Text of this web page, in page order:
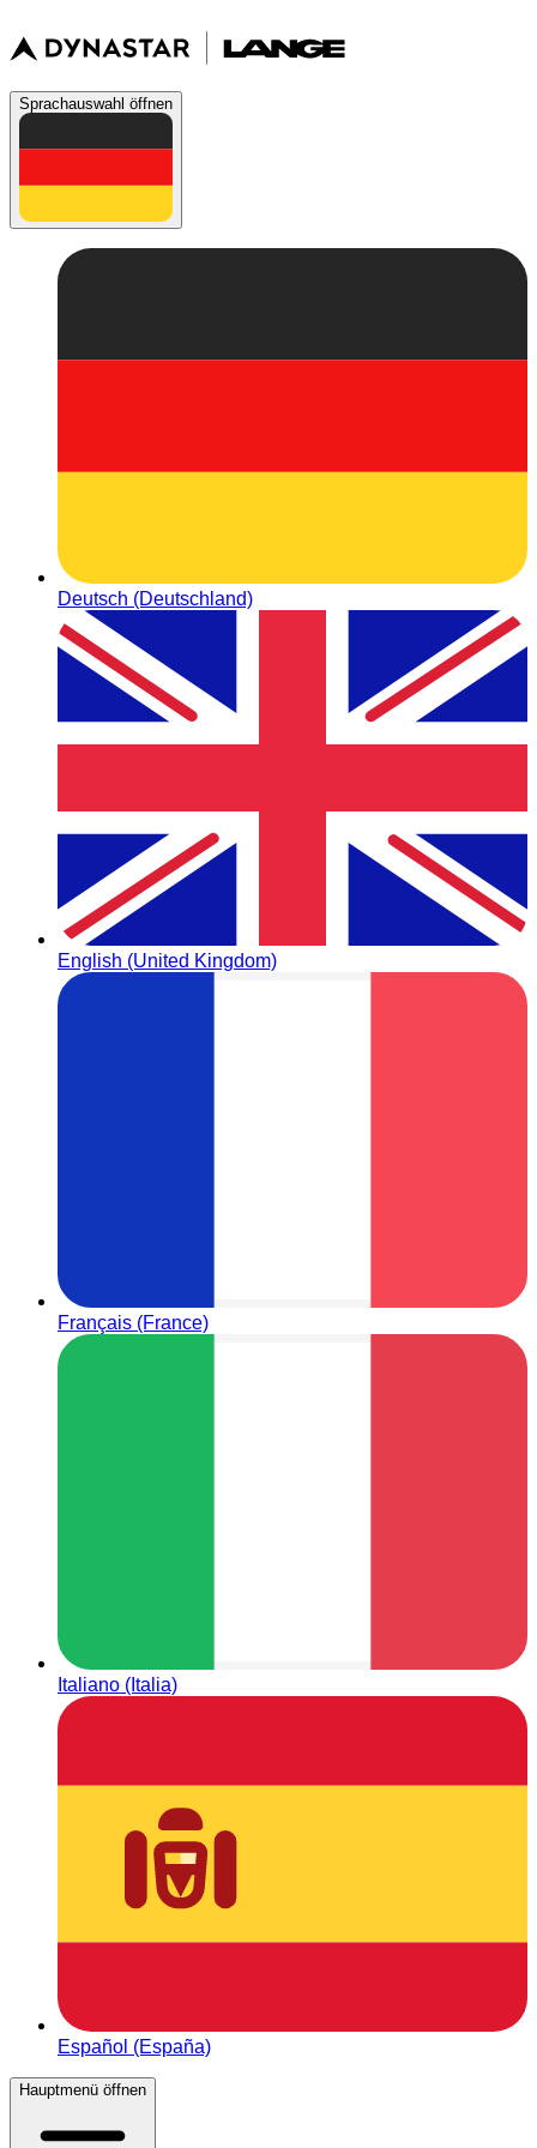
Sprachauswahl öffnen
Deutsch (Deutschland)
English (United Kingdom)
Français (France)
Italiano (Italia)
Español (España)
Hauptmenü öffnen